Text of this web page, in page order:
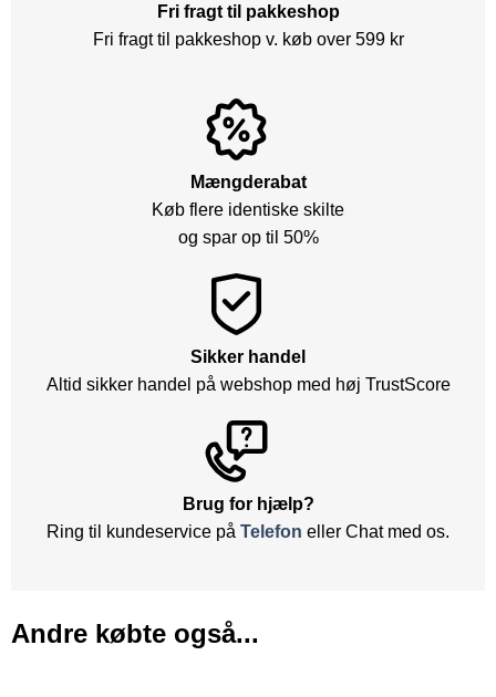
Fri fragt til pakkeshop
Fri fragt til pakkeshop v. køb over 599 kr
Mængderabat
Køb flere identiske skilte
og spar op til 50%
Sikker handel
Altid sikker handel på webshop med høj TrustScore
Brug for hjælp?
Ring til kundeservice på Telefon eller Chat med os.
Andre købte også...